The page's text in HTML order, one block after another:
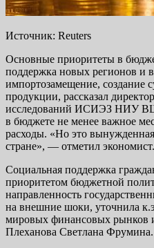
Источник: Reuters
Основные приоритеты в
поддержка новых регионов и
импортозамещение, создание
продукции, рассказал
исследований ИСИЭЗ НИУ
в бюджете не менее важное
расходы. «Но это
стране», — отметил экономист.
Социальная поддержка
приоритетом бюджетной
направленность
на внешние шоки, уточнила
мировых финансовых рынков
Плеханова Светлана Фрумина.